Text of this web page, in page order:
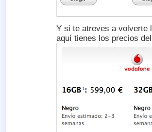
Y si te atreves a volverte
aquí tienes los precios